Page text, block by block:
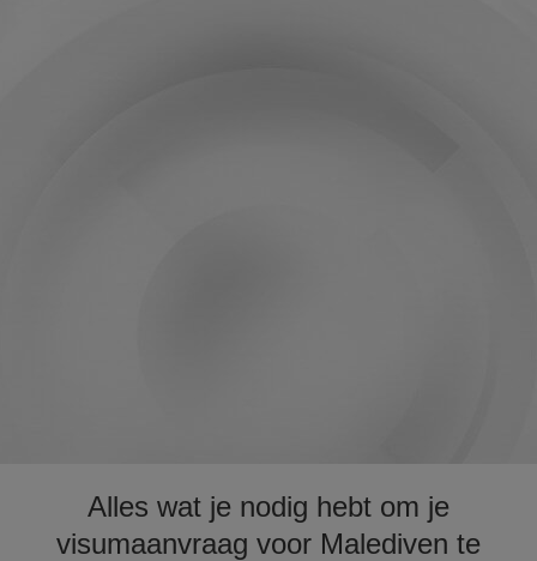
Alles wat je nodig hebt om je
visumaanvraag voor Malediven te